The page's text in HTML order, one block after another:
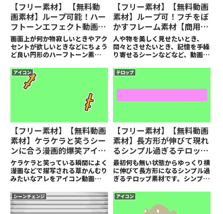
【フリー素材】 【無料動
画素材】ループ可能！ハー
フトーンエフェクト動画素
材【商用可】
画面上が何か物寂しいときやアク
セントが欲しいときなどにちょう
ど良い円形のハーフトーン素材と
【フリー素材】【無料動画
素材】ループ可！フチをぼ
かすフレーム素材【商用
可】
人や物を美しく見せたいとき、
悶々とさせたいとき、記憶を手繰
り寄せるシーンなどなど、動画の
用してください。
アイコン
【フリー素材】【無料動画
素材】ケラケラと笑うシー
ンに合う漫画的爆笑アイコ
ン動画素材【商用可】
ケラケラと笑っている瞬間によく
漫画などで描写される草かんむり
みたいなアレをアイコン動画素材
テロップ
【フリー素材】【無料動画
素材】長方形が伸びて現れ
るシンプル過ぎるテロップ
素材【商用可】
最初何も無い状態からゆっくり横
に伸びて長方形になるシンプル過
ぎるテロップ素材です。シンプル
す。
シーンチェンジ アイコン